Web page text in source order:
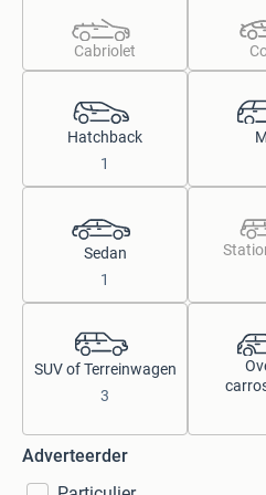
Cabriolet
Hatchback
1
Sedan
1
SUV of Terreinwagen
3
Adverteerder